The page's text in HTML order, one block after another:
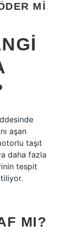
MI
aşan
taşıt
daha fazla
tespit
MI?